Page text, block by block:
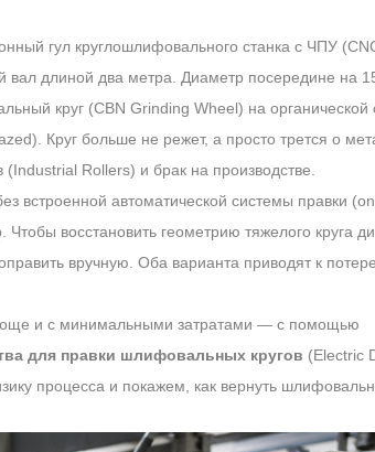
гул круглошлифовального станка с ЧПУ
длиной два метра. Диаметр посередине на
круг (CBN Grinding Wheel) на органической
Круг больше не режет, а просто трется о
Rollers) и брак на производстве.
встроенной автоматической системы правки
восстановить геометрию тяжелого круга
вручную. Оба варианта приводят к потере
и с минимальными затратами — с помощью
для правки шлифовальных кругов (Electric
процесса и покажем, как вернуть
Алмазный карандаш
Алмазный и CBN